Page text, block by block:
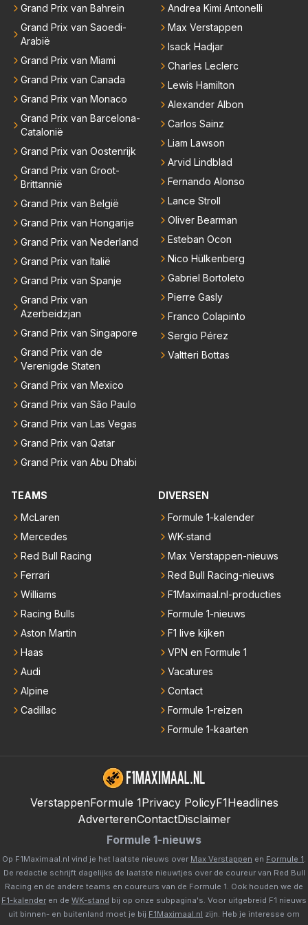
er niet in.
Grand Prix van Bahrein
Grand Prix van Saoedi-
Arabië
Grand Prix van Miami
Grand Prix van Canada
Grand Prix van Monaco
Grand Prix van Barcelona-
Catalonië
Grand Prix van Oostenrijk
Grand Prix van Groot-
Brittannië
Grand Prix van België
Grand Prix van Hongarije
Grand Prix van Nederland
Grand Prix van Italië
Grand Prix van Spanje
Grand Prix van
Azerbeidzjan
Grand Prix van Singapore
Grand Prix van de
Verenigde Staten
Grand Prix van Mexico
Grand Prix van São Paulo
Grand Prix van Las Vegas
Grand Prix van Qatar
Grand Prix van Abu Dhabi
Andrea Kimi Antonelli
Max Verstappen
Isack Hadjar
Charles Leclerc
Lewis Hamilton
Alexander Albon
Carlos Sainz
Liam Lawson
Arvid Lindblad
Fernando Alonso
Lance Stroll
Oliver Bearman
Esteban Ocon
Nico Hülkenberg
Gabriel Bortoleto
Pierre Gasly
Franco Colapinto
Sergio Pérez
Valtteri Bottas
TEAMS
McLaren
Mercedes
Red Bull Racing
Ferrari
Williams
Racing Bulls
Aston Martin
Haas
Audi
Alpine
Cadillac
DIVERSEN
Formule 1-kalender
WK-stand
Max Verstappen-nieuws
Red Bull Racing-nieuws
F1Maximaal.nl-producties
Formule 1-nieuws
F1 live kijken
VPN en Formule 1
Vacatures
Contact
Formule 1-reizen
Formule 1-kaarten
VerstappenFormule 1Privacy PolicyF1Headlines
AdverterenContactDisclaimer
Formule 1-nieuws
Op F1Maximaal.nl vind je het laatste nieuws over Max Verstappen en Formule 1
De redactie schrijft dagelijks de laatste nieuwtjes over de coureur van Red Bull
Racing en de andere teams en coureurs van de Formule 1. Ook houden we de
F1-kalender en de WK-stand bij op onze subpagina's. Voor uitgebreid F1 nieuws
uit binnen- en buitenland moet je bij F1Maximaal.nl zijn. Heb je interesse om